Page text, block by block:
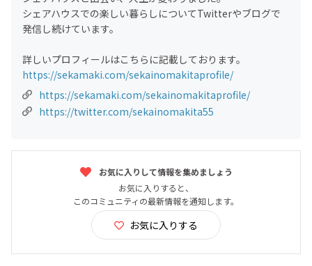
シェアハウスでの楽しい暮らしについてTwitterやブログで
発信し続けています。
詳しいプロフィールはこちらに記載しております。
https://sekamaki.com/sekainomakitaprofile/
https://sekamaki.com/sekainomakitaprofile/
https://twitter.com/sekainomakita55
お気に入りして情報を集めましょう
お気に入りすると、
このコミュニティの最新情報を通知します。
お気に入りする